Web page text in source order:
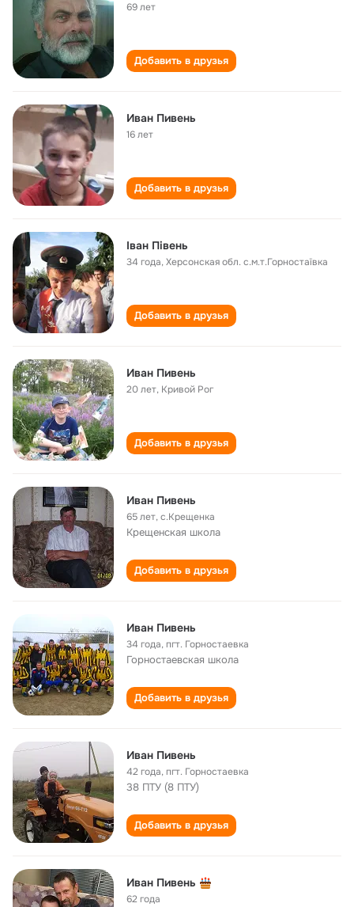
69 лет
Добавить в друзья
Иван Пивень
16 лет
Добавить в друзья
Іван Півень
34 года,Херсонская обл. с.м.т.Горностаївка
Добавить в друзья
Иван Пивень
20 лет, Кривой Рог
Добавить в друзья
Иван Пивень
65 лет,с.Крещенка
Крещенская школа
Добавить в друзья
Иван Пивень
34 года,пгт. Горностаевка
Горностаевская школа
Добавить в друзья
Иван Пивень
42 года,пгт. Горностаевка
38 ПТУ (8 ПТУ)
Добавить в друзья
Иван Пивень
62 года